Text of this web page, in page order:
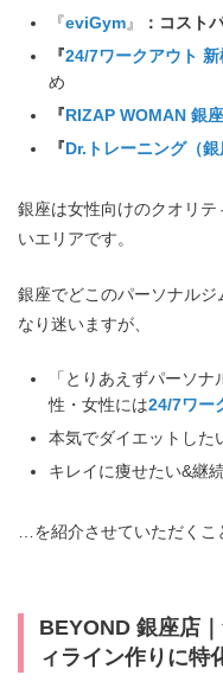
『eviGym』
：コスト
『24/7ワークアウト
め
『RIZAP WOMAN 銀
『Dr.トレーニング（銀
銀座は女性向けのクオリ
いエリアです。
銀座でどこのパーソナル
なり迷いますが、
「とりあえずパーソ
性・女性には24/7ワー
本気でダイエットした
キレイに痩せたい&継
…を紹介させていただくこ
BEYOND 銀座店
ィライン作りに特